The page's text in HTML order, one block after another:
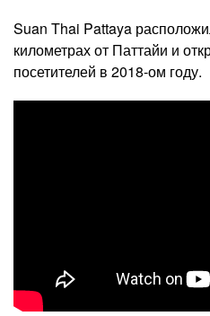
Suan Thai Pattaya
километрах от Паттайи и
посетителей в 2018-ом году.